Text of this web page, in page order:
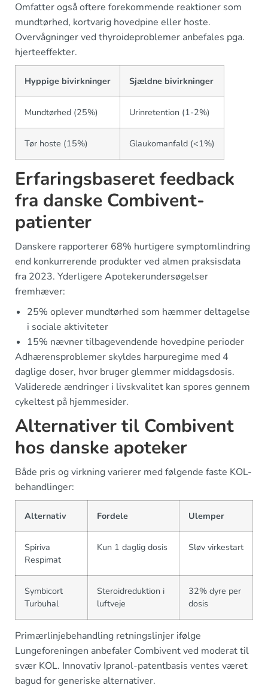
Omfatter også oftere forekommende reaktioner som
mundtørhed, kortvarig hovedpine eller hoste.
Overvågninger ved thyroideproblemer anbefales pga.
hjerteeffekter.
Hyppige bivirkninger Sjældne bivirkninger
Mundtørhed (25%) Urinretention (1-2%)
Tør hoste (15%) Glaukomanfald (<1%)
Erfaringsbaseret feedback
fra danske Combivent-
patienter
Danskere rapporterer 68% hurtigere symptomlindring
end konkurrerende produkter ved almen praksisdata
fra 2023. Yderligere Apotekerundersøgelser
fremhæver:
25% oplever mundtørhed som hæmmer deltagelse
i sociale aktiviteter
15% nævner tilbagevendende hovedpine perioder
Adhærensproblemer skyldes harpuregime med 4
daglige doser, hvor bruger glemmer middagsdosis.
Validerede ændringer i livskvalitet kan spores gennem
cykeltest på hjemmesider.
Alternativer til Combivent
hos danske apoteker
Både pris og virkning varierer med følgende faste KOL-
behandlinger:
Alternativ Fordele Ulemper
Spiriva
Respimat
Kun 1 daglig dosis Sløv virkestart
Symbicort
Turbuhal
Steroidreduktion i
luftveje
32% dyre per
dosis
Primærlinjebehandling retningslinjer ifølge
Lungeforeningen anbefaler Combivent ved moderat til
svær KOL. Innovativ Ipranol-patentbasis ventes været
bagud for generiske alternativer.